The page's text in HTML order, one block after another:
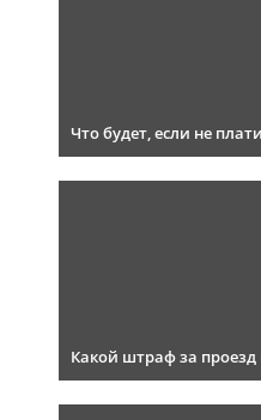
Что будет, если не
Какой штраф за проезд